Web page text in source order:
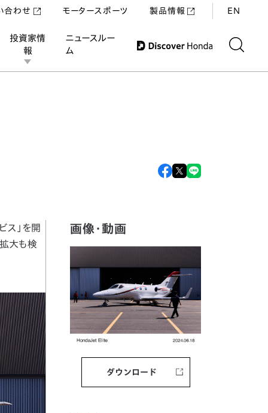
投資家情
報
ニュースルー
ム
合わせ モータースポーツ 製品情報 EN
ス」を開
大も検
画像・動画
ダウンロード